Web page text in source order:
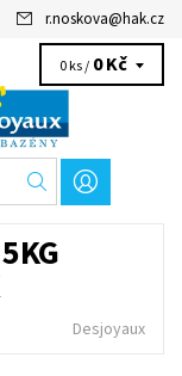
r.noskova@hak.cz
0 ks / 0 Kč
Desjoyaux